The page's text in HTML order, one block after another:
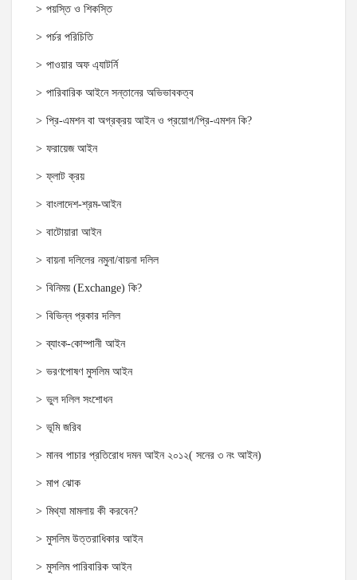
পয়স্তি ও শিকস্তি
পর্চর পরিচিতি
পাওয়ার অফ এ্যাটর্নি
পারিবারিক আইনে সন্তানের অভিভাবকত্ব
প্রি-এমশন বা অগ্রক্রয় আইন ও প্রয়োগ/প্রি-এমশন কি?
ফরায়েজ আইন
ফ্লাট ক্রয়
বাংলাদেশ-শ্রম-আইন
বাটোয়ারা আইন
বায়না দলিলের নমুনা/বায়না দলিল
বিনিময় (Exchange) কি?
বিভিন্ন প্রকার দলিল
ব্যাংক-কোম্পানী আইন
ভরণপোষণ মুসলিম আইন
ভুল দলিল সংশোধন
ভূমি জরিব
মানব পাচার প্রতিরোধ দমন আইন ২০১২( সনের ৩ নং আইন)
মাপ ঝোক
মিথ্যা মামলায় কী করবেন?
মুসলিম উত্তরাধিকার আইন
মুসলিম পারিবারিক আইন